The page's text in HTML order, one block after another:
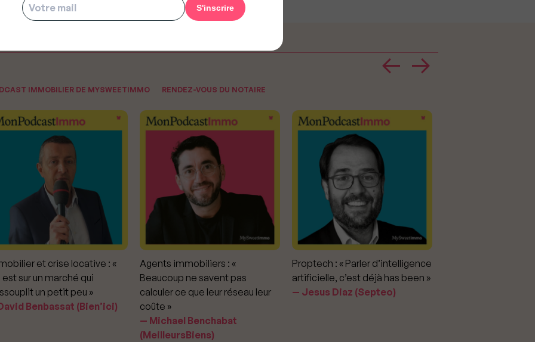
IMMOBILIER DE MYSWEETIMMO RENDEZ-VOUS DU NOTAIRE
et crise locative : «
est sur un marché qui
un petit peu »
Benbassat (Bien’ici)
Agents immobiliers : «
Beaucoup ne savent pas
calculer ce que leur réseau leur
coûte »
Michael Benchabat
(MeilleursBiens)
Proptech : « Parler d’intelligence
artificielle, c’est déjà has been »
Jesus Diaz (Septeo)